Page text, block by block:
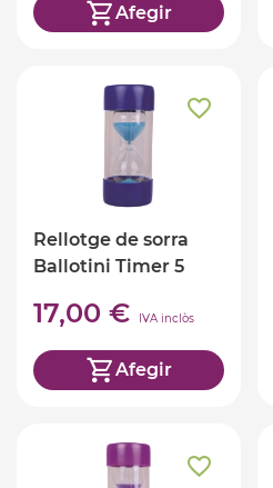
Afegir
Rellotge de sorra
Ballotini Timer 5
17,00 € IVA inclòs
Afegir